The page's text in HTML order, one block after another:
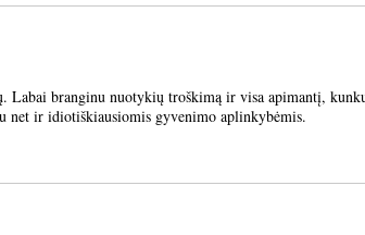
Labai branginu nuotykių troškimą ir visa apimantį,
net ir idiotiškiausiomis gyvenimo aplinkybėmis.